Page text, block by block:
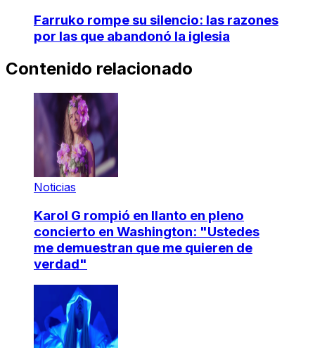
Farruko rompe su silencio: las razones
por las que abandonó la iglesia
Contenido relacionado
Noticias
Karol G rompió en llanto en pleno
concierto en Washington: "Ustedes
me demuestran que me quieren de
verdad"